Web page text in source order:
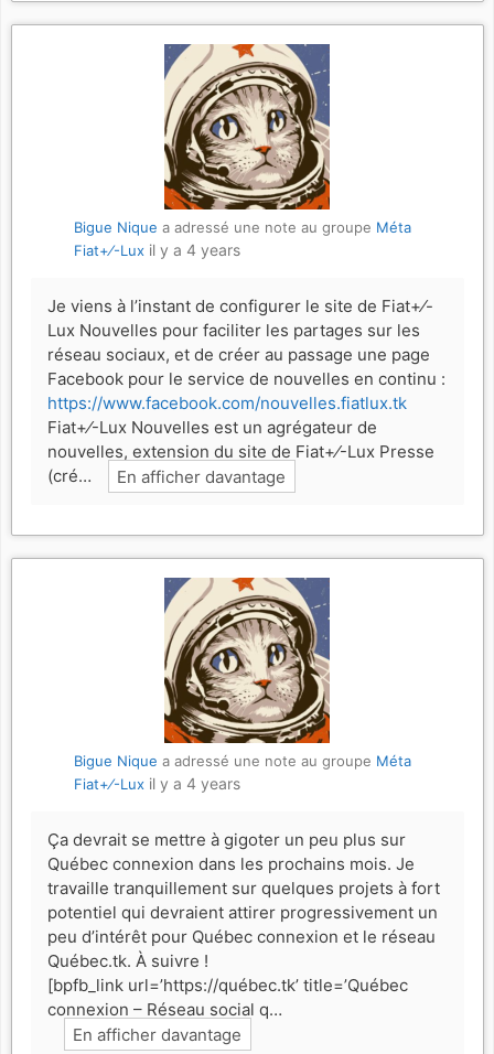
Bigue Nique a adressé une note au groupe Méta
Fiat+⁄-Lux il y a 4 years
Je viens à l’instant de configurer le site de Fiat+⁄-
Lux Nouvelles pour faciliter les partages sur les
réseau sociaux, et de créer au passage une page
Facebook pour le service de nouvelles en continu :
https://www.facebook.com/nouvelles.fiatlux.tk
Fiat+⁄-Lux Nouvelles est un agrégateur de
nouvelles, extension du site de Fiat+⁄-Lux Presse
(cré…
En afficher davantage
Bigue Nique a adressé une note au groupe Méta
Fiat+⁄-Lux il y a 4 years
Ça devrait se mettre à gigoter un peu plus sur
Québec connexion dans les prochains mois. Je
travaille tranquillement sur quelques projets à fort
potentiel qui devraient attirer progressivement un
peu d’intérêt pour Québec connexion et le réseau
Québec.tk. À suivre !
[bpfb_link url=’https://québec.tk’ title=’Québec
connexion – Réseau social q…
En afficher davantage